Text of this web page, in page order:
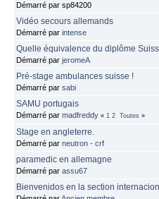
Démarré par sp84200
Vidéo secours allemands
Démarré par intense
Quelle équivalence du diplôme
Démarré par jeromeA
Pré-stage ambulances suisse !
Démarré par sabi
SAMU portugais
Démarré par madfreddy « 1 2 Toutes »
Stage en angleterre.
Démarré par neutron - crf
paramedic en allemagne
Démarré par assu67
Bienvenidos en la section